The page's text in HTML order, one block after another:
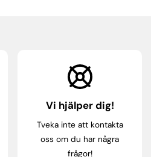
Vi hjälper dig!
Tveka inte att kontakta
oss om du har några
frågor!